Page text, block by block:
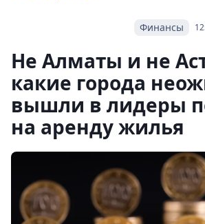
Финансы
Не Алматы и не
какие города
вышли в лидеры
на аренду жилья